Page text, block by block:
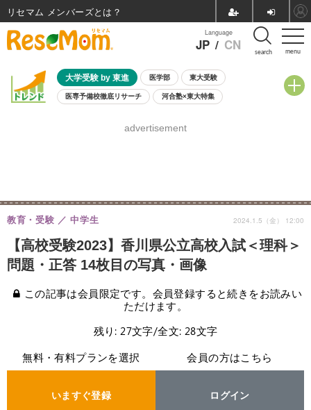
menu
Language
JP / CN search
大学受験 by 東進 医学部 東大受験
医専予備校徹底リサーチ 河合塾×東大特集
8月開催学校説明会・相談会
advertisement
【高校受験2023】香川県公立高校入試＜理科＞
問題・正答 14枚目の写真・画像
教育・受験 中学生 2024.1.5（金） 12:00
この記事は会員限定です。会員登録すると続きをお読みい
ただけます。
残り: 27文字/全文: 28文字
無料・有料プランを選択
いますぐ登録
会員の方はこちら
ログイン
リセマム メンバーズ